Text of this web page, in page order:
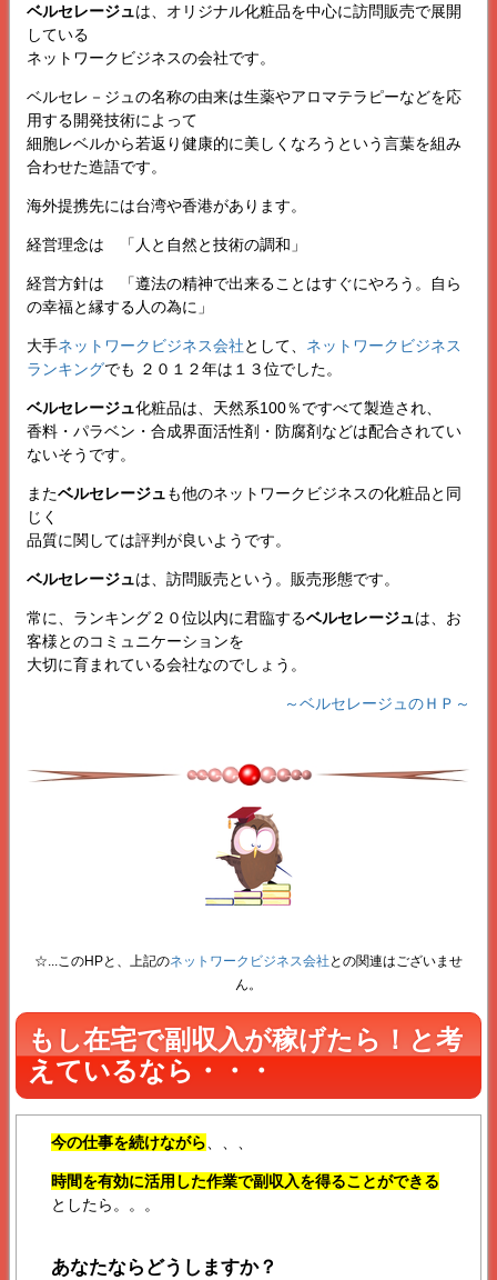
ベルセレージュは、オリジナル化粧品を中心に訪問販売で展開
している
ネットワークビジネスの会社です。
ベルセレ－ジュの名称の由来は生薬やアロマテラピーなどを応
用する開発技術によって
細胞レベルから若返り健康的に美しくなろうという言葉を組み
合わせた造語です。
海外提携先には台湾や香港があります。
経営理念は 「人と自然と技術の調和」
経営方針は 「遵法の精神で出来ることはすぐにやろう。自ら
の幸福と縁する人の為に」
大手ネットワークビジネス会社として、 ネットワークビジネス
ランキングでも ２０１２年は１３位でした。
ベルセレージュ化粧品は、天然系100％ですべて製造され、
香料・パラベン・合成界面活性剤・防腐剤などは配合されてい
ないそうです。
またベルセレージュも他のネットワークビジネスの化粧品と同
じく
品質に関しては評判が良いようです。
ベルセレージュは、訪問販売という。販売形態です。
常に、ランキング２０位以内に君臨するベルセレージュは、お
客様とのコミュニケーションを
大切に育まれている会社なのでしょう。
～ベルセレージュのＨＰ～
☆...このHPと、上記のネットワークビジネス会社 との関連はございませ
ん。
もし在宅で副収入が稼げたら！と考
えているなら・・・
今の仕事を続けながら、、、
時間を有効に活用した作業で副収入を得ることができる
としたら。。。
あなたならどうしますか？